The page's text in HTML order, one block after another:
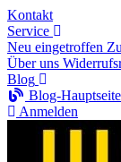
Kontakt
Service
Neu eingetroffen
Über uns
Blog
Blog-Hauptseite
Anmelden